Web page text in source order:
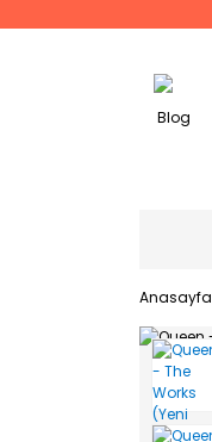
Blog
Anasayfa